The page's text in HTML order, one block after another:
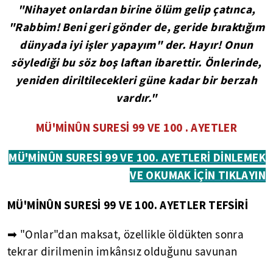
"Nihayet onlardan birine ölüm gelip çatınca,
"Rabbim! Beni geri gönder de, geride bıraktığım
dünyada iyi işler yapayım" der. Hayır! Onun
söylediği bu söz boş laftan ibarettir. Önlerinde,
yeniden diriltilecekleri güne kadar bir berzah
vardır."
MÜ'MİNÛN SURESİ 99 VE 100 . AYETLER
MÜ'MİNÛN SURESİ 99 VE 100. AYETLERİ DİNLEMEK
VE OKUMAK İÇİN TIKLAYIN
MÜ'MİNÛN SURESİ 99 VE 100. AYETLER TEFSİRİ
➡ "Onlar"dan maksat, özellikle öldükten sonra
tekrar dirilmenin imkânsız olduğunu savunan